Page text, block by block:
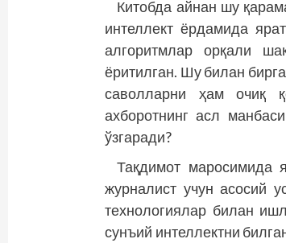
Китобда айнан шу
интеллект ёрдамида
алгоритмлар орқали
ёритилган. Шу билан
саволларни ҳам очиқ
ахборотнинг асл
ўзгаради?
Тақдимот маросимида
журналист учун асосий
технологиялар билан
сунъий интеллектни